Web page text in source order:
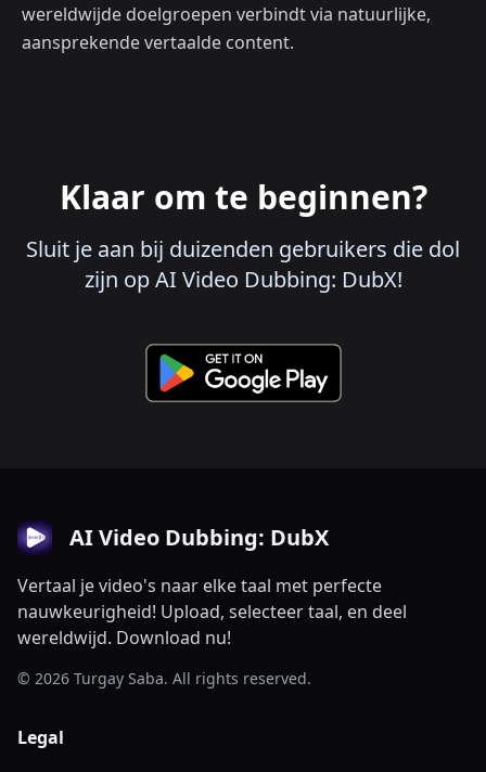
wereldwijde doelgroepen verbindt via natuurlijke,
aansprekende vertaalde content.
Klaar om te beginnen?
Sluit je aan bij duizenden gebruikers die dol
zijn op AI Video Dubbing: DubX!
AI Video Dubbing: DubX
Vertaal je video's naar elke taal met perfecte
nauwkeurigheid! Upload, selecteer taal, en deel
wereldwijd. Download nu!
© 2026 Turgay Saba. All rights reserved.
Legal